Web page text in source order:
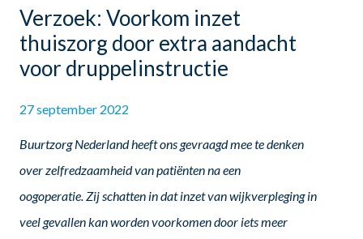
Verzoek: Voorkom inzet
thuiszorg door extra aandacht
voor druppelinstructie
27 september 2022
Buurtzorg Nederland heeft ons gevraagd mee te denken
over zelfredzaamheid van patiënten na een
oogoperatie. Zij schatten in dat inzet van wijkverpleging in
veel gevallen kan worden voorkomen door iets meer